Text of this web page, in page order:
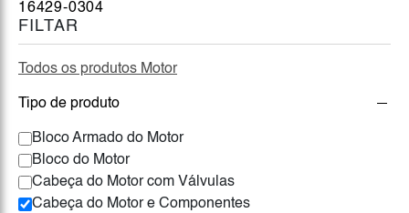
FILTAR
Todos os produtos Motor
Tipo de produto
Bloco Armado do Motor
Bloco do Motor
Cabeça do Motor com Válvulas
Cabeça do Motor e Componentes
16429-0304